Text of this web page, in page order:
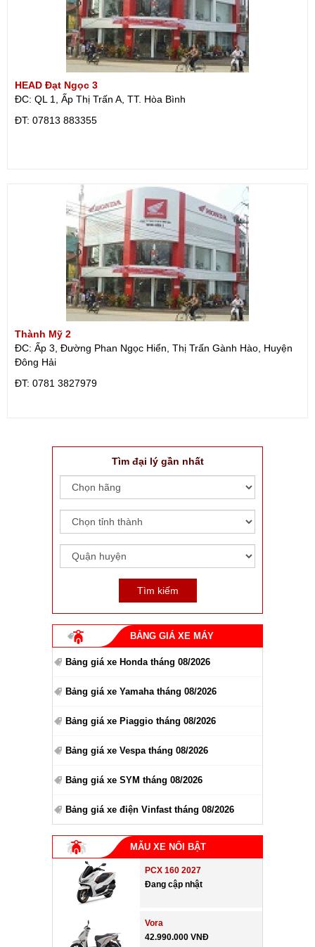
HEAD Đạt Ngọc 3
ĐC: QL 1, Ấp Thị Trấn A, TT. Hòa Bình
ÐT: 07813 883355
Thành Mỹ 2
ĐC: Ấp 3, Đường Phan Ngọc Hiển, Thị Trấn Gành Hào, Huyện
Đông Hải
ÐT: 0781 3827979
Tìm đại lý gần nhất
BẢNG GIÁ XE MÁY
Bảng giá xe Honda tháng 08/2026
Bảng giá xe Yamaha tháng 08/2026
Bảng giá xe Piaggio tháng 08/2026
Bảng giá xe Vespa tháng 08/2026
Bảng giá xe SYM tháng 08/2026
Bảng giá xe điện Vinfast tháng 08/2026
MẪU XE NỔI BẬT
PCX 160 2027
Đang cập nhật
Vora
42.990.000 VNĐ